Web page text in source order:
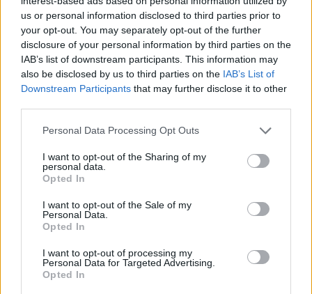
us or personal information disclosed to third parties prior to
your opt-out. You may separately opt-out of the further
disclosure of your personal information by third parties on the
IAB’s list of downstream participants. This information may
also be disclosed by us to third parties on the IAB’s List of
Downstream Participants that may further disclose it to other
Personal Data Processing Opt Outs
I want to opt-out of the Sharing of my
personal data.
Opted In
I want to opt-out of the Sale of my
Personal Data.
Opted In
I want to opt-out of processing my
Personal Data for Targeted Advertising.
Opted In
gestione Comolli dicevano che c'era l'accordo con Alisson, ma
mancava l'accordo con il club. Si valutano portieri di
esperienza. Non mi stupirebbe se la Juventus decidesse di
puntare su Meret".